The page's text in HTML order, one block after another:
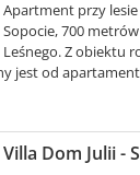
Apartment przy
Sopocie, 700
Leśnego. Z obiektu
jest od
Villa Dom Julii -